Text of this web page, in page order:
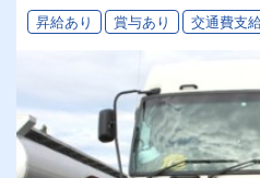
昇給あり 賞与あり 交通費支